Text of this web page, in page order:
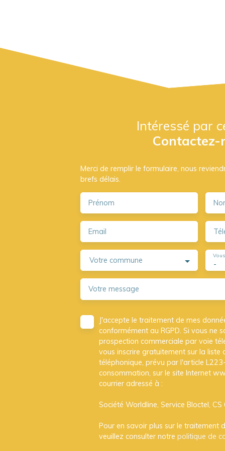
Intéressé par
Contactez-
Merci de remplir le formulaire, nous
brefs délais.
Prénom
Email
Votre commune -
Votre message
J'accepte le traitement de mes
conformément au RGPD. Si vous ne
prospection commerciale par voie
vous inscrire gratuitement sur la
téléphonique, prévu par l'article
consommation, sur le site Internet
courrier adressé à :
Société Worldline, Service Bloctel,
Pour en savoir plus sur le traitement
veuillez consulter notre politique de